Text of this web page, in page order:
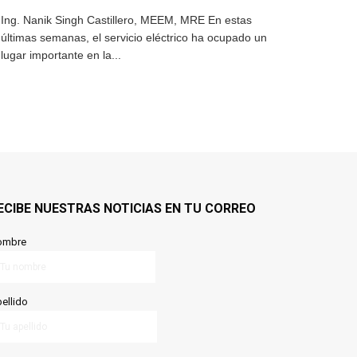
Ing. Nanik Singh Castillero, MEEM, MRE En estas
últimas semanas, el servicio eléctrico ha ocupado un
lugar importante en la...
NUESTRAS NOTICIAS EN TU CORREO